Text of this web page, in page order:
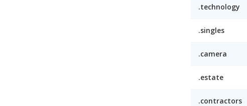
.technology
.singles
.camera
.estate
.contractors